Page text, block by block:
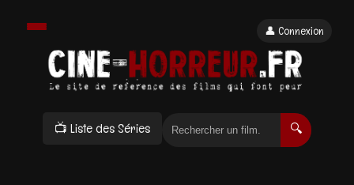
📺 Liste des Séries 🔍
👤 Connexion